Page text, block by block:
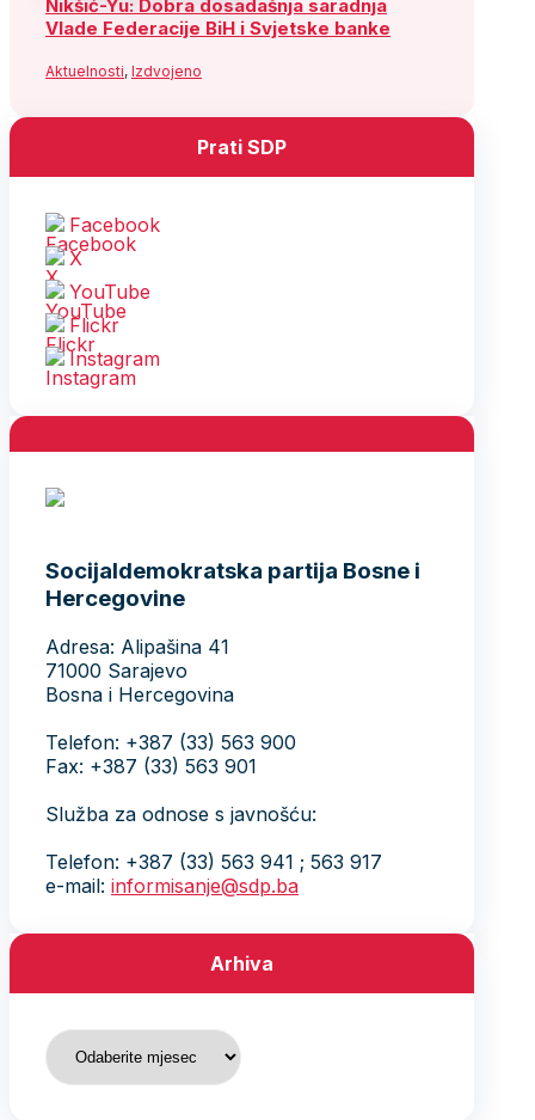
Nikšić-Yu: Dobra dosadašnja saradnja
Vlade Federacije BiH i Svjetske banke
Aktuelnosti, Izdvojeno
Prati SDP
Facebook
X
YouTube
Flickr
Instagram
Socijaldemokratska partija Bosne i
Hercegovine
Adresa: Alipašina 41
71000 Sarajevo
Bosna i Hercegovina
Telefon: +387 (33) 563 900
Fax: +387 (33) 563 901
Služba za odnose s javnošću:
Telefon: +387 (33) 563 941 ; 563 917
e-mail: informisanje@sdp.ba
Arhiva
Arhiva